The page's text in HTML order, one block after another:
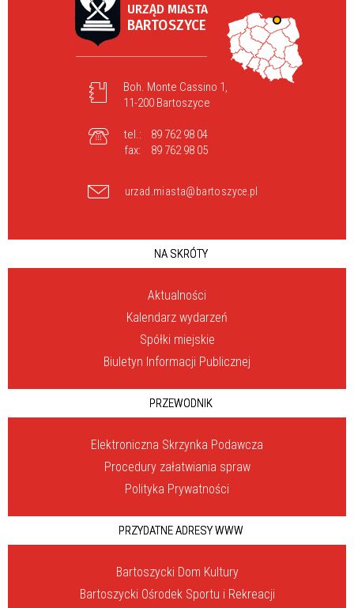
URZĄD MIASTA
BARTOSZYCE
Boh. Monte Cassino 1,
11-200 Bartoszyce
tel.:
89 762 98 04
fax:
89 762 98 05
urzad.miasta@bartoszyce.pl
NA SKRÓTY
Aktualności
Kalendarz wydarzeń
Spółki miejskie
Biuletyn Informacji Publicznej
PRZEWODNIK
Elektroniczna Skrzynka Podawcza
Procedury załatwiania spraw
Polityka Prywatności
PRZYDATNE ADRESY WWW
Bartoszycki Dom Kultury
Bartoszycki Ośrodek Sportu i Rekreacji